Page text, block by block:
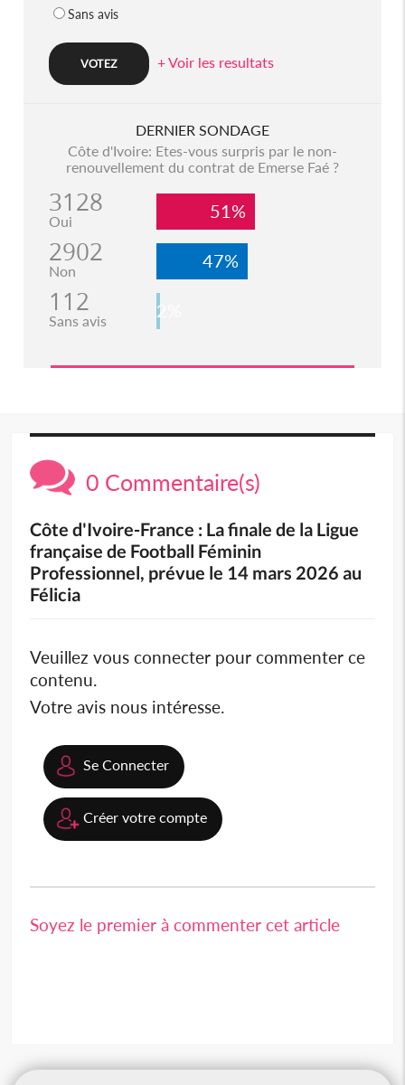
Sans avis
+ Voir les resultats
DERNIER SONDAGE
Côte d'Ivoire: Etes-vous surpris par le non-
renouvellement du contrat de Emerse Faé ?
3128
Oui 51%
2902
Non 47%
112
Sans avis 2%
0 Commentaire(s)
Côte d'Ivoire-France : La finale de la Ligue
française de Football Féminin
Professionnel, prévue le 14 mars 2026 au
Félicia
Veuillez vous connecter pour commenter ce
contenu.
Votre avis nous intéresse.
Se Connecter
Créer votre compte
Soyez le premier à commenter cet article